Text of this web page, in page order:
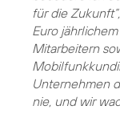
für die Zukunft“,
Euro
Mitarbeitern
Unternehmen
nie, und wir